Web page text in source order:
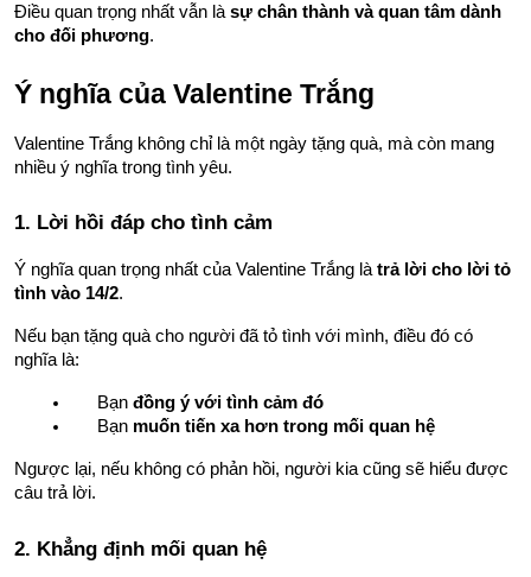
Điều quan trọng nhất vẫn là sự chân thành và quan tâm dành
cho đối phương.
Ý nghĩa của Valentine Trắng
Valentine Trắng không chỉ là một ngày tặng quà, mà còn mang
nhiều ý nghĩa trong tình yêu.
1. Lời hồi đáp cho tình cảm
Ý nghĩa quan trọng nhất của Valentine Trắng là trả lời cho lời tỏ
tình vào 14/2.
Nếu bạn tặng quà cho người đã tỏ tình với mình, điều đó có
nghĩa là:
Bạn đồng ý với tình cảm đó
Bạn muốn tiến xa hơn trong mối quan hệ
Ngược lại, nếu không có phản hồi, người kia cũng sẽ hiểu được
câu trả lời.
2. Khẳng định mối quan hệ